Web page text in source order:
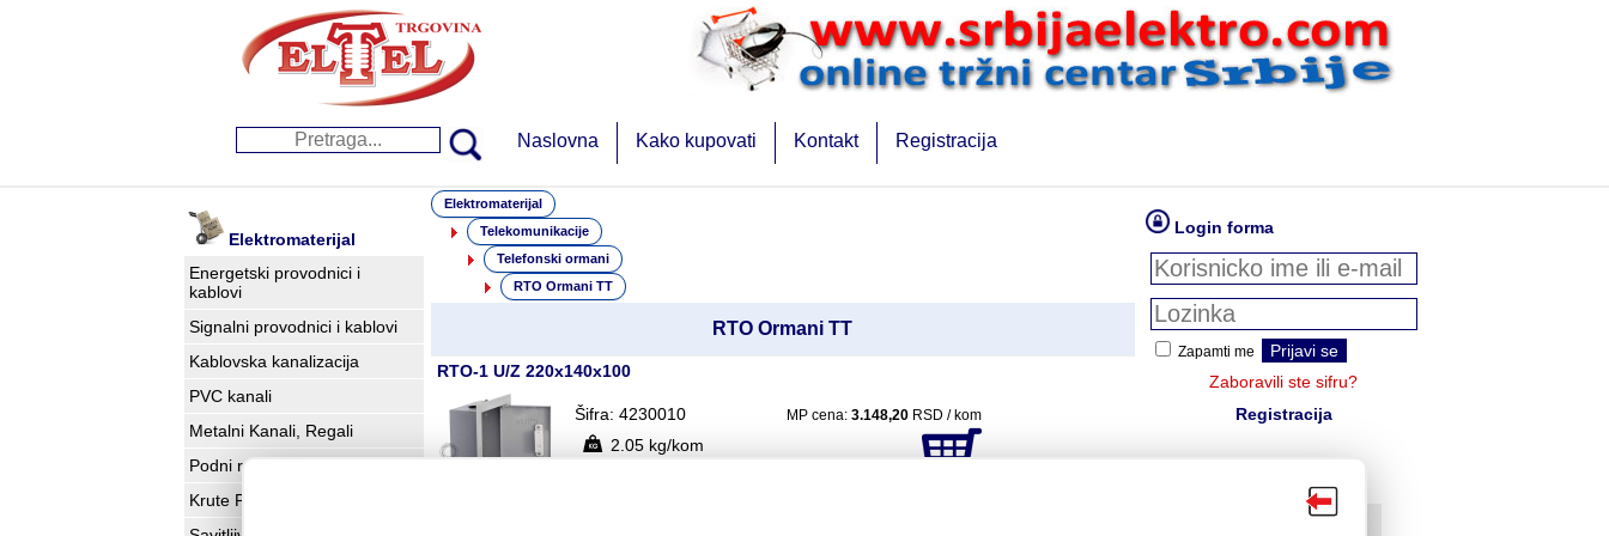
Naslovna Kako kupovati Kontakt Registracija
Elektromaterijal
Energetski provodnici i
kablovi
Signalni provodnici i kablovi
Kablovska kanalizacija
PVC kanali
Metalni Kanali, Regali
Podni razvod
Krute PVC Cevi EL-PN
Elektromaterijal
Telekomunikacije
Telefonski ormani
RTO Ormani TT
RTO Ormani TT
RTO-1 U/Z 220x140x100
Šifra: 4230010
2.05 kg/kom
MP cena: 3.148,20RSD / kom
Login forma
Zapamti me
Zaboravili ste sifru?
Registracija
OnLine prodavnice